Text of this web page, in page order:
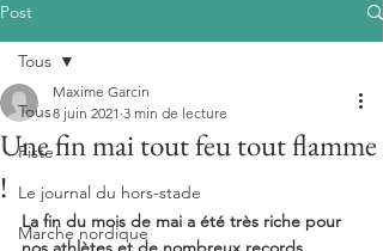
Post
Tous
Piste
Le journal du hors-stade
Marche nordique
Tous
Une fin mai tout feu tout flamme
!
Maxime Garcin
8 juin 2021 3 min de lecture
La fin du mois de mai a été très riche pour